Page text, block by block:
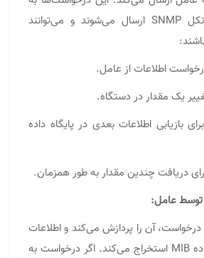
صورت پیام‌های پروتکل SNMP ارسال می‌شوند و می‌توانند
اطلاعات از عامل.
یک مقدار در دستگاه.
برای بازیابی اطلاعات بعدی در پایگاه داده
دریافت چندین مقدار به طور همزمان.
آن را پردازش می‌کند و اطلاعات
مربوطه را از پایگاه داده MIB استخراج می‌کند. اگر درخواست به